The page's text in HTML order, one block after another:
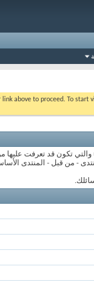
link above to proceed. To